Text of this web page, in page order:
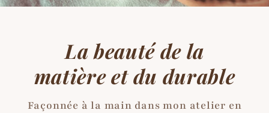
La beauté de la
matière et du durable
Façonnée à la main dans mon atelier en